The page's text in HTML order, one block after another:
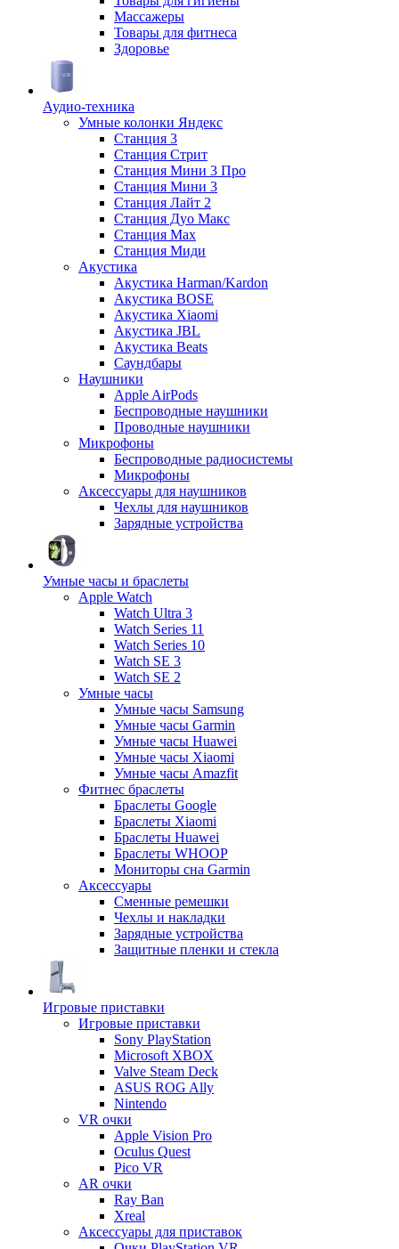
Массажеры
Товары для фитнеса
Здоровье
Аудио-техника
Умные колонки Яндекс
Станция 3
Станция Стрит
Станция Мини 3 Про
Станция Мини 3
Станция Лайт 2
Станция Дуо Макс
Станция Max
Станция Миди
Акустика
Акустика Harman/Kardon
Акустика BOSE
Акустика Xiaomi
Акустика JBL
Акустика Beats
Саундбары
Наушники
Apple AirPods
Беспроводные наушники
Проводные наушники
Микрофоны
Беспроводные радиосистемы
Микрофоны
Аксессуары для наушников
Чехлы для наушников
Зарядные устройства
Умные часы и браслеты
Apple Watch
Watch Ultra 3
Watch Series 11
Watch Series 10
Watch SE 3
Watch SE 2
Умные часы
Умные часы Samsung
Умные часы Garmin
Умные часы Huawei
Умные часы Xiaomi
Умные часы Amazfit
Фитнес браслеты
Браслеты Google
Браслеты Xiaomi
Браслеты Huawei
Браслеты WHOOP
Мониторы сна Garmin
Аксессуары
Сменные ремешки
Чехлы и накладки
Зарядные устройства
Защитные пленки и стекла
Игровые приставки
Игровые приставки
Sony PlayStation
Microsoft XBOX
Valve Steam Deck
ASUS ROG Ally
Nintendo
VR очки
Apple Vision Pro
Oculus Quest
Pico VR
AR очки
Ray Ban
Xreal
Аксессуары для приставок